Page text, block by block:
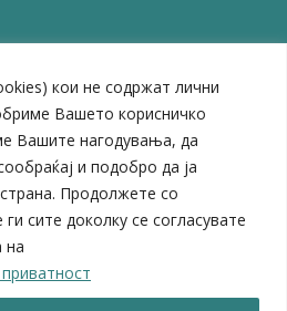
кои не содржат лични
Вашето корисничко
Вашите нагодувања, да
и подобро да ја
Продолжете со
сите доколку се согласувате
на
на локална самоуправа
плански регион
„Дервен“
Македонија
Македонија